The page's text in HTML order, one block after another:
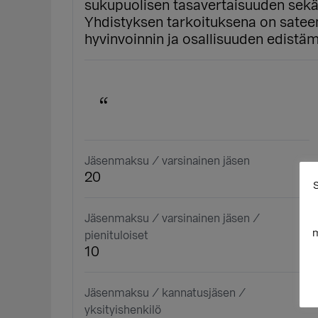
sukupuolisen tasavertaisuuden
Yhdistyksen tarkoituksena on
hyvinvoinnin ja osallisuuden
Jäsenmaksu / varsinainen jäsen
20
Jäsenmaksu / varsinainen jäsen /
pienituloiset
10
Jäsenmaksu / kannatusjäsen /
yksityishenkilö